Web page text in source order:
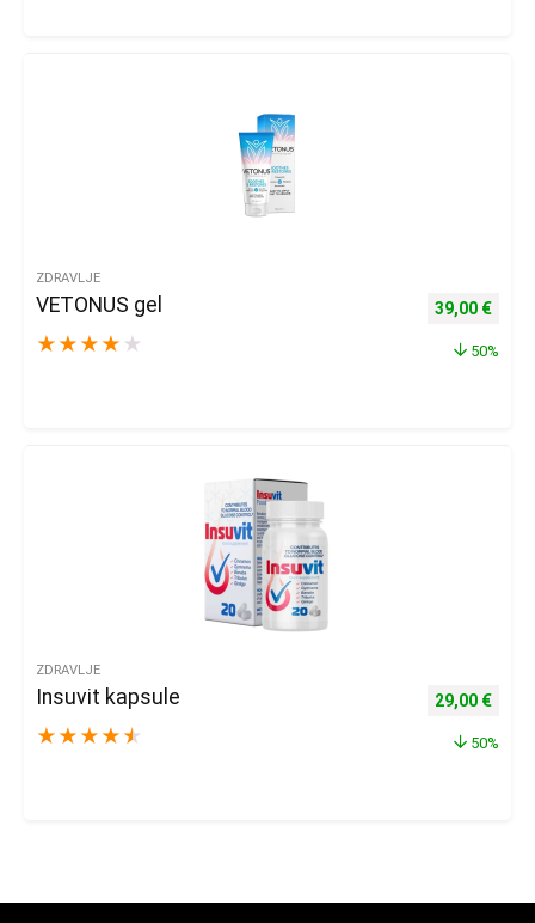
ZDRAVLJE
VETONUS gel
★ ★ ★ ★ ★
Izvorna
39,00 €
50%
ZDRAVLJE
Insuvit kapsule
★ ★ ★ ★ ★
Izvorna
29,00 €
50%